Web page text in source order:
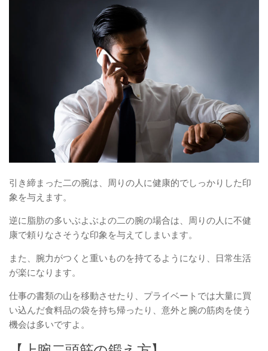
引き締まった二の腕は、周りの人に健康的でしっかりした印
象を与えます。
逆に脂肪の多いぶよぶよの二の腕の場合は、周りの人に不健
康で頼りなさそうな印象を与えてしまいます。
また、腕力がつくと重いものを持てるようになり、日常生活
が楽になります。
仕事の書類の山を移動させたり、プライベートでは大量に買
い込んだ食料品の袋を持ち帰ったり、意外と腕の筋肉を使う
機会は多いですよ。